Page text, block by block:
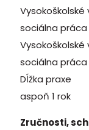
sociálna práca
sociálna práca
Dĺžka praxe
aspoň 1 rok
Zručnosti,